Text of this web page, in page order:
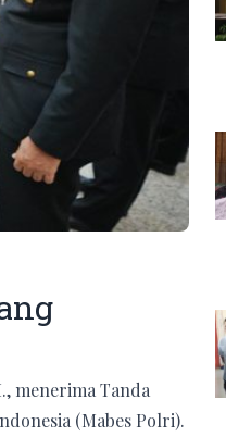
menerima Tanda
(Mabes Polri).